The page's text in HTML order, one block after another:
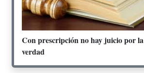
Con prescripción no hay juicio por la
verdad